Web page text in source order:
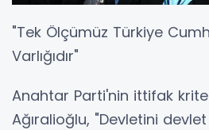
"Tek Ölçümüz Türkiye
Varlığıdır"
Anahtar Parti'nin ittifak
Ağıralioğlu, "Devletini